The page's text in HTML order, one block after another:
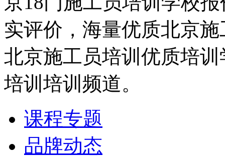
实评价，海量优质北京
北京施工员培训优质培
培训培训频道。
课程专题
品牌动态